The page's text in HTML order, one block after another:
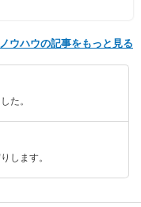
ウハウの記事をもっと見る
た。
します。